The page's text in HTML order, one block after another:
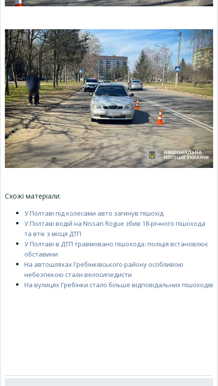
Схожі матеріали:
У Полтаві під колесами авто загинув пішохід
У Полтаві водій на Nissan Rogue збив 18-річного пішохода
та втік з місця ДТП
У Полтаві в ДТП травмовано пішохода: поліція встановлює
обставини
На автошляхах Гребінківського району особливою
небезпекою стали велосипедисти
На вулицях Гребінки стало більше відповідальних пішоходів